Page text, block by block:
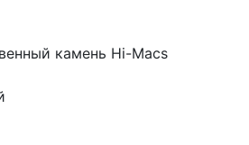
камень Hi-Macs